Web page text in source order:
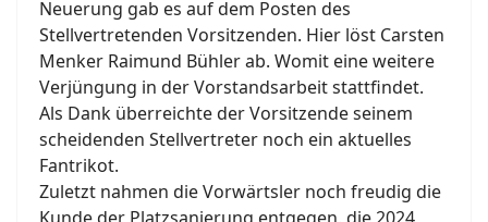
Neuerung gab es auf dem Posten des
Stellvertretenden Vorsitzenden. Hier löst Carsten
Menker Raimund Bühler ab. Womit eine weitere
Verjüngung in der Vorstandsarbeit stattfindet.
Als Dank überreichte der Vorsitzende seinem
scheidenden Stellvertreter noch ein aktuelles
Fantrikot.
Zuletzt nahmen die Vorwärtsler noch freudig die